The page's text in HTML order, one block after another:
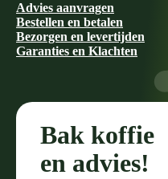
Advies aanvragen
Bestellen en betalen
Bezorgen en levertijden
Garanties en Klachten
Bak koffie
en advies!